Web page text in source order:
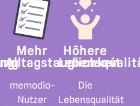
Mehr
Alltagstauglichkeit
memodio-
Nutzer
Höhere
Die
Lebensqualität